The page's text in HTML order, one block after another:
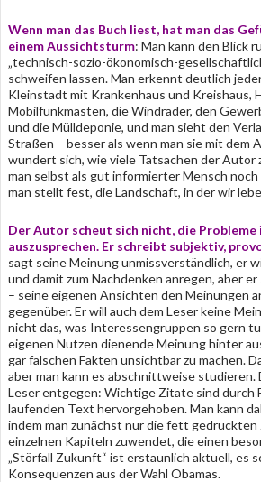
Wenn man das Buch liest, hat man das
einemAussichtsturm: Man kann den Blick
„technisch-sozio-ökonomisch-
schweifen lassen. Man erkennt deutlich
Kleinstadt mit Krankenhaus und Kreishaus,
Mobilfunkmasten, die Windräder, den
und die Mülldeponie, und man sieht den
Straßen – besser als wenn man sie mit dem
wundert sich, wie viele Tatsachen der Autor
man selbst als gut informierter Mensch
man stellt fest, die Landschaft, in der wir
Der Autor scheut sich nicht, die
auszusprechen. Er schreibt subjektiv,
sagt seine Meinung unmissverständlich, er
und damit zum Nachdenken anregen, aber
– seine eigenen Ansichten den Meinungen
gegenüber. Er will auch dem Leser keine
nicht das, was Interessengruppen so gern
eigenen Nutzen dienende Meinung hinter
gar falschen Fakten unsichtbar zu machen.
aber man kann es abschnittweise studieren.
Leser entgegen: Wichtige Zitate sind durch
laufenden Text hervorgehoben. Man kann
indem man zunächst nur die fett
einzelnen Kapiteln zuwendet, die einen
„Störfall Zukunft“ ist erstaunlich aktuell, es
Konsequenzen aus der Wahl Obamas.